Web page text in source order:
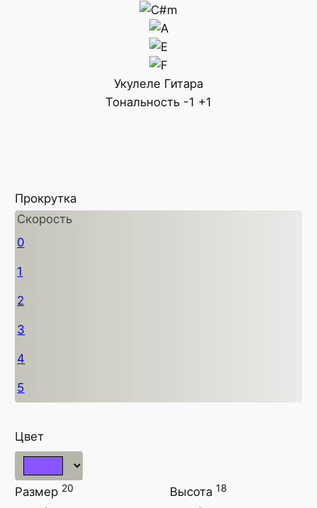
Укулеле Гитара
Тональность -1 +1
Прокрутка
Скорость
0
1
2
3
4
5
Цвет
Размер 20 Высота18